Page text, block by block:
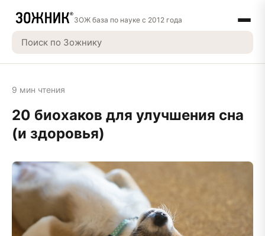
ЗОЖ база по науке с 2012 года
9 мин чтения
20 биохаков для улучшения сна
(и здоровья)